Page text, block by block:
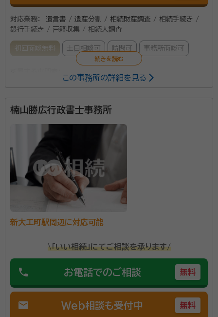
対応業務：
遺言書 / 遺産分割 / 相続財産調査 / 相続手続き /
銀行手続き / 戸籍収集 / 相続人調査
初回面談無料 土日相談可 訪問可 事務所面談可
事務所口コミ（抜粋）：
満足度 5.0
面談の感想
土日しか帰省できなかったので、土日に面談できたのはよかった。
契約後の感想
契約後のこちらのミスも丁寧に教えてもらってよかったです。
平成22年開業以来、相続相談や遺言書・遺産分割協議
書・相続関係図の作成、金融機関名義変更、不動産調査、
度な法務サービスをクライアント様にご提供するため、
弁護士法人菰田総合法律事務所及びWORK the
MAGIC ON行政書士法人、有限会社小堺コンサルティ
ーコンサルティング等多くの高度な実務スキルを持った
事務所様と顧問契約や業務提携契約を結んでおります。
この事務所の詳細を見る
楠山勝広行政書士事務所
新大工町駅周辺に対応可能
\「いい相続」にてご相談を承ります/
phone お電話でのご相談 無料
mail Web相談も受付中 無料